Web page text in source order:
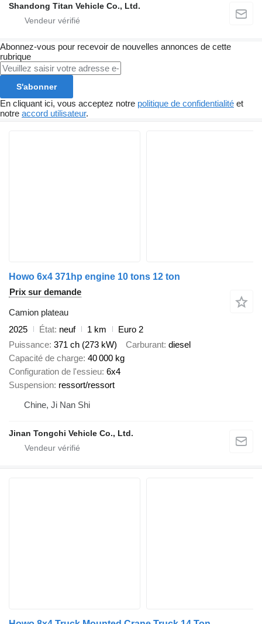
Shandong Titan Vehicle Co., Ltd.
Abonnez-vous pour recevoir de nouvelles annonces de cette
rubrique
S'abonner
En cliquant ici, vous acceptez notre politique de confidentialité et
notre accord utilisateur.
Howo 6x4 371hp engine 10 tons 12 ton
Prix sur demande
Camion plateau
2025
État neuf 1 km
Euro 2
Puissance 371 ch (273 kW) Carburant diesel
Capacité de charge 40 000 kg
Configuration de l'essieu 6x4
Suspension ressort/ressort
Chine, Ji Nan Shi
Jinan Tongchi Vehicle Co., Ltd.